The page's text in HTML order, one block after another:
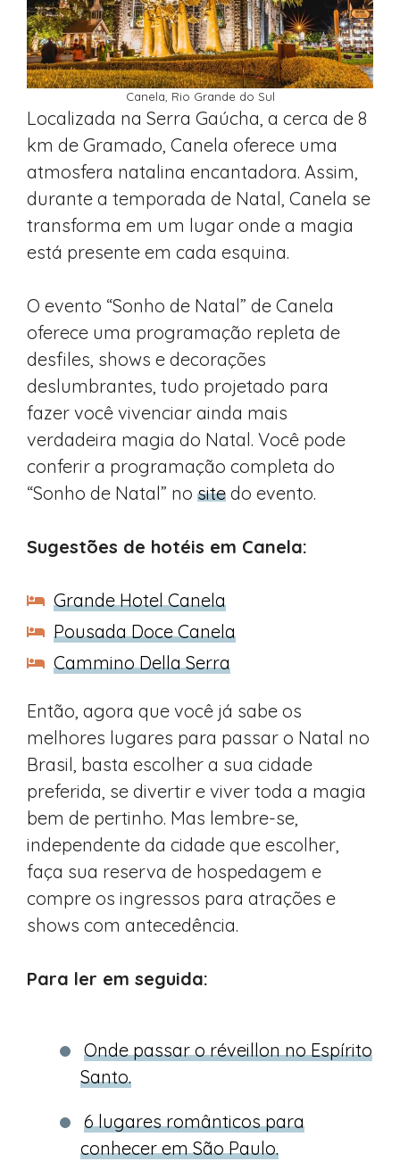
Canela, Rio Grande do Sul
Localizada na Serra Gaúcha, a cerca de 8
km de Gramado, Canela oferece uma
atmosfera natalina encantadora. Assim,
durante a temporada de Natal, Canela se
transforma em um lugar onde a magia
está presente em cada esquina.
O evento “Sonho de Natal” de Canela
oferece uma programação repleta de
desfiles, shows e decorações
deslumbrantes, tudo projetado para
fazer você vivenciar ainda mais
verdadeira magia do Natal. Você pode
conferir a programação completa do
“Sonho de Natal” no site do evento.
Sugestões de hotéis em Canela:
Grande Hotel Canela
Pousada Doce Canela
Cammino Della Serra
Então, agora que você já sabe os
melhores lugares para passar o Natal no
Brasil, basta escolher a sua cidade
preferida, se divertir e viver toda a magia
bem de pertinho. Mas lembre-se,
independente da cidade que escolher,
faça sua reserva de hospedagem e
compre os ingressos para atrações e
shows com antecedência.
Para ler em seguida:
Onde passar o réveillon no Espírito
Santo.
6 lugares românticos para
conhecer em São Paulo.